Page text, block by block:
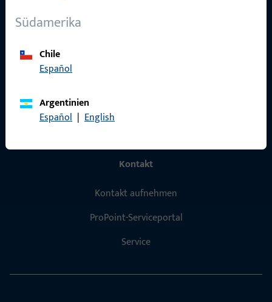
Südamerika
Chile
Español
Argentinien
Español | English
Kontakt
Kontakt aufnehmen
ProPoint-Serviceportal
Service